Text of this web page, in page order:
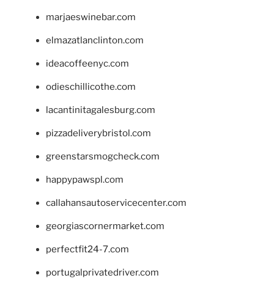
marjaeswinebar.com
elmazatlanclinton.com
ideacoffeenyc.com
odieschillicothe.com
lacantinitagalesburg.com
pizzadeliverybristol.com
greenstarsmogcheck.com
happypawspl.com
callahansautoservicecenter.com
georgiascornermarket.com
perfectfit24-7.com
portugalprivatedriver.com